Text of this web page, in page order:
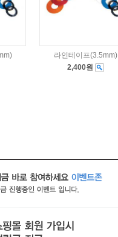
라인테이프(3.5mm)
2,400원